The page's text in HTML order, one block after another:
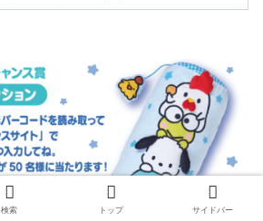
検索 トップ サイドバー